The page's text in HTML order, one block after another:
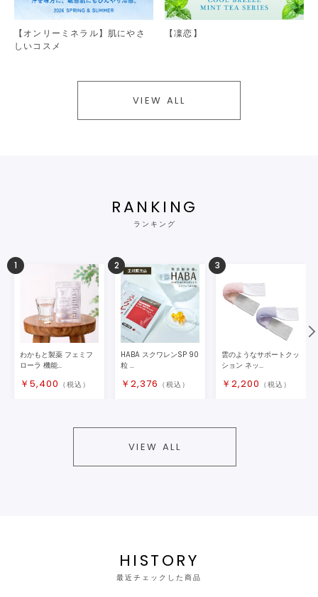
【オンリーミネラル】肌にやさ
しいコスメ
【凜恋】
VIEW ALL
RANKING
ランキング
1
わかもと製薬 フェミフ
ローラ 機能...
￥ 5,400 （税込）
2
HABA スクワレンSP 90
粒 ...
￥ 2,376 （税込）
3
雲のようなサポートクッ
ション ネッ...
￥ 2,200 （税込）
VIEW ALL
HISTORY
最近チェックした商品